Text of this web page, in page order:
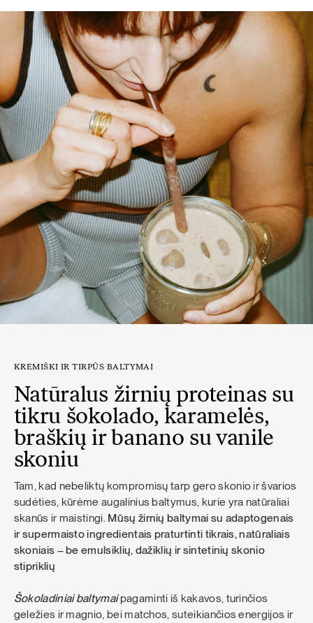
KREMIŠKI IR TIRPŪS BALTYMAI
Natūralus žirnių proteinas su
tikru šokolado, karamelės,
braškių ir banano su vanile
skoniu
Tam, kad nebeliktų kompromisų tarp gero skonio ir švarios
sudėties, kūrėme augalinius baltymus, kurie yra natūraliai
skanūs ir maistingi. Mūsų žirnių baltymai su adaptogenais
ir supermaisto ingredientais praturtinti tikrais, natūraliais
skoniais – be emulsiklių, dažiklių ir sintetinių skonio
stipriklių
Šokoladiniai baltymaipagaminti iš kakavos, turinčios
geležies ir magnio, bei matchos, suteikiančios energijos ir